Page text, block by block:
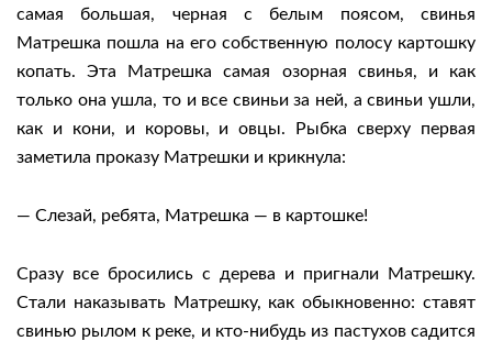
самая большая, черная с белым поясом, свинья
Матрешка пошла на его собственную полосу картошку
копать. Эта Матрешка самая озорная свинья, и как
только она ушла, то и все свиньи за ней, а свиньи ушли,
как и кони, и коровы, и овцы. Рыбка сверху первая
заметила проказу Матрешки и крикнула:
— Слезай, ребята, Матрешка — в картошке!
Сразу все бросились с дерева и пригнали Матрешку.
Стали наказывать Матрешку, как обыкновенно: ставят
свинью рылом к реке, и кто-нибудь из пастухов садится